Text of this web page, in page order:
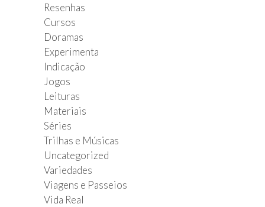
Resenhas
Cursos
Doramas
Experimenta
Indicação
Jogos
Leituras
Materiais
Séries
Trilhas e Músicas
Uncategorized
Variedades
Viagens e Passeios
Vida Real